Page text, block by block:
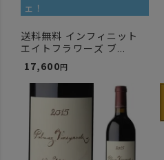
ェ！
送料無料 インフィニット
エイトフラワーズ ブ...
17,600